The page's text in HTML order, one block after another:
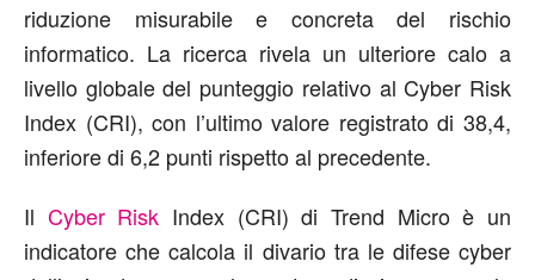
riduzione misurabile e concreta del rischio
informatico. La ricerca rivela un ulteriore calo a
livello globale del punteggio relativo al Cyber Risk
Index (CRI), con l’ultimo valore registrato di 38,4,
inferiore di 6,2 punti rispetto al precedente.
Il Cyber Risk Index (CRI) di Trend Micro è un
indicatore che calcola il divario tra le difese cyber